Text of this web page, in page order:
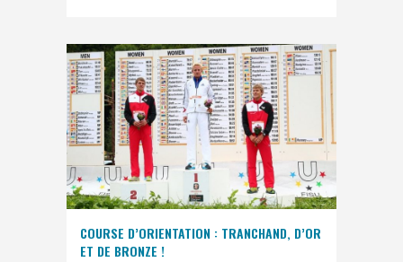
COURSE D’ORIENTATION : TRANCHAND, D’OR
ET DE BRONZE !